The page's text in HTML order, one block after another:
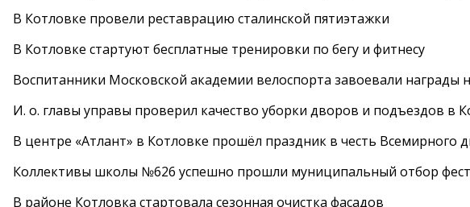
В Котловке провели реставрацию сталинской пятиэтажки
В Котловке стартуют бесплатные тренировки по бегу и фитнесу
Воспитанники Московской академии велоспорта завоевали награды
И. о. главы управы проверил качество уборки дворов и подъездов в
В центре «Атлант» в Котловке прошёл праздник в честь Всемирного
Коллективы школы №626 успешно прошли муниципальный отбор
В районе Котловка стартовала сезонная очистка фасадов